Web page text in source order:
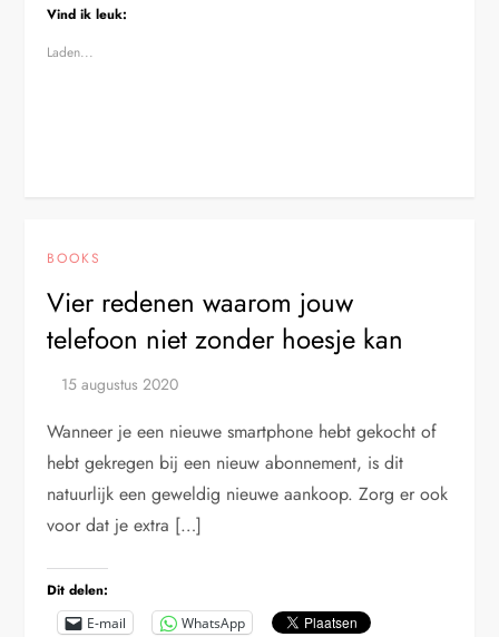
Vind ik leuk:
Laden...
BOOKS
Vier redenen waarom jouw
telefoon niet zonder hoesje kan
Wanneer je een nieuwe smartphone hebt gekocht of
hebt gekregen bij een nieuw abonnement, is dit
natuurlijk een geweldig nieuwe aankoop. Zorg er ook
voor dat je extra […]
Dit delen:
E-mail WhatsApp